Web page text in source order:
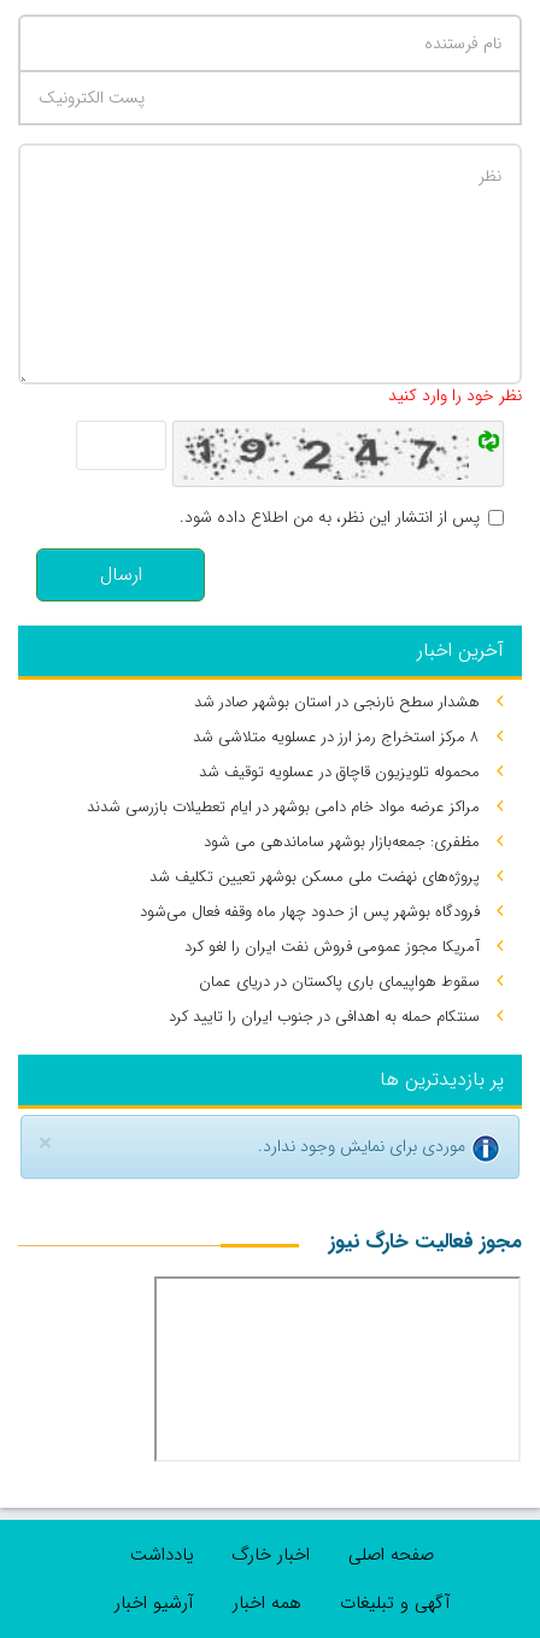
نظر خود را وارد کنید
پس از انتشار این نظر، به من اطلاع داده شود.
ارسال
آخرین اخبار
هشدار سطح نارنجی در استان بوشهر صادر شد
۸ مرکز استخراج رمز ارز در عسلویه متلاشی شد
محموله تلویزیون قاچاق در عسلویه توقیف شد
مراکز عرضه مواد خام دامی بوشهر در ایام تعطیلات بازرسی شدند
مظفری: جمعه‌بازار بوشهر ساماندهی می‌ شود
پروژه‌های نهضت ملی مسکن بوشهر تعیین تکلیف شد
فرودگاه بوشهر پس از حدود چهار ماه وقفه فعال می‌شود
آمریکا مجوز عمومی فروش نفت ایران را لغو کرد
سقوط هواپیمای باری پاکستان در دریای عمان
سنتکام حمله به اهدافی در جنوب ایران را تایید کرد
پر بازدیدترین ها
× موردی برای نمایش وجود ندارد.
مجوز فعالیت خارگ نیوز
صفحه اصلی اخبار خارگ
یادداشت
آگهی و تبلیغات
همه اخبار
آرشیو اخبار